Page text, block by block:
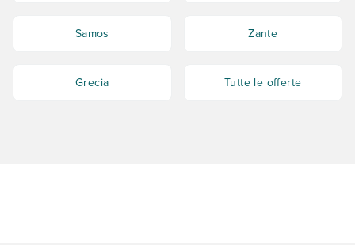
Samos Zante
Grecia Tutte le offerte